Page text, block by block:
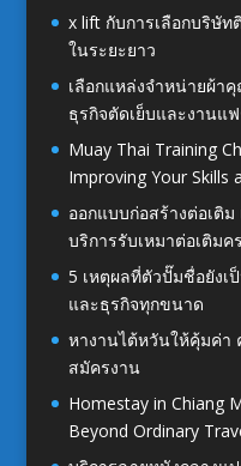
x lift กับการเลือกบริษั
ในระยะยาว
เลือกแหล่งจำหน่ายผ้า
ธุรกิจตัดเย็บและงานแ
Muay Thai Training
Improving Your Skills
ออกแบบก่อสร้างต่อเติ
บริการรับเหมาต่อเติมค
5 เหตุผลที่ตัวปั๊มชื่อยัง
และธุรกิจทุกขนาด
หางานไต้หวันให้คุ้มค่า
สมัครงาน
Homestay in Chiang
Beyond Ordinary